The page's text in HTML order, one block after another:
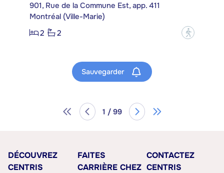
901, Rue de la Commune Est, app. 411
Montréal (Ville-Marie)
2
2 ?
Sauvegarder
1 / 99
DÉCOUVREZ
CENTRIS
FAITES
CARRIÈRE CHEZ
CONTACTEZ
CENTRIS